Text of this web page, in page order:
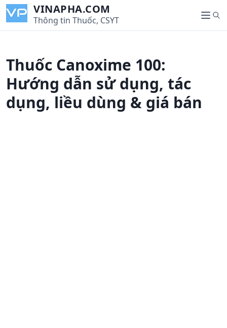
i
VINAPHA.COM
Thông tin Thuốc, CSYT
M
e
S
e
Thuốc Canoxime 100:
Hướng dẫn sử dụng, tác
dụng, liều dùng & giá bán